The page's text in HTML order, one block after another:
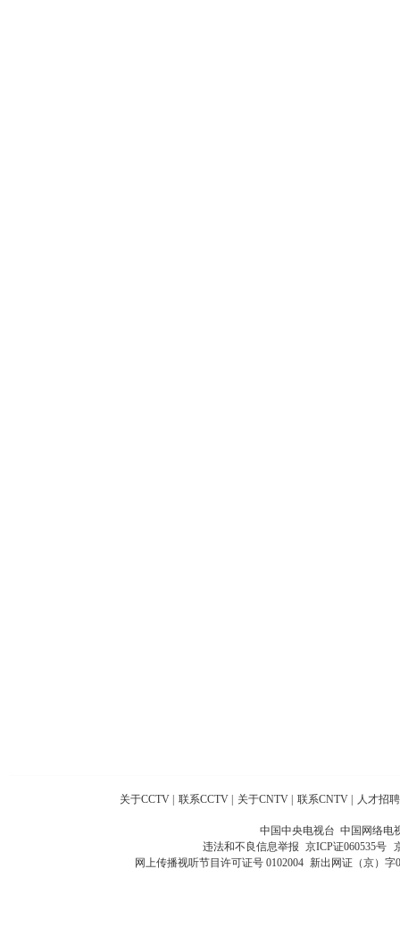
关于CCTV 联系CCTV 关于CNTV 联系CNTV 人才招聘
中国中央电视台 中国网络电
违法和不良信息举报 京ICP证060535号
网上传播视听节目许可证号 0102004 新出网证（京）